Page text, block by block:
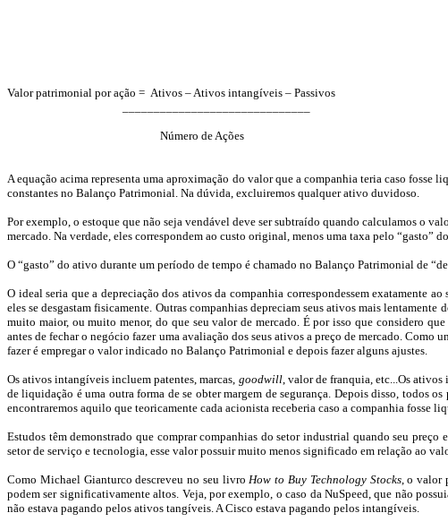
Valor patrimonial por ação = Ativos – Ativos intangíveis – Passivos
Número de Ações
A equação acima representa uma aproximação do valor que a companhia teria caso fosse
constantes no Balanço Patrimonial. Na dúvida, excluiremos qualquer ativo duvidoso.
Por exemplo, o estoque que não seja vendável deve ser subtraído quando calculamos o
mercado. Na verdade, eles correspondem ao custo original, menos uma taxa pelo “gasto”
O “gasto” do ativo durante um período de tempo é chamado no Balanço Patrimonial de
O ideal seria que a depreciação dos ativos da companhia correspondessem exatamente
eles se desgastam fisicamente. Outras companhias depreciam seus ativos mais
muito maior, ou muito menor, do que seu valor de mercado. É por isso que considero
antes de fechar o negócio fazer uma avaliação dos seus ativos a preço de mercado.
fazer é empregar o valor indicado no Balanço Patrimonial e depois fazer alguns ajustes.
Os ativos intangíveis incluem patentes, marcas, goodwill, valor de franquia, etc...Os
de liquidação é uma outra forma de se obter margem de segurança. Depois disso, todos
encontraremos aquilo que teoricamente cada acionista receberia caso a companhia fosse
Estudos têm demonstrado que comprar companhias do setor industrial quando seu
setor de serviço e tecnologia, esse valor possuir muito menos significado em relação ao
Como Michael Gianturco descreveu no seu livroHow toBuy Technology Stocks, o valor
podem ser significativamente altos. Veja, por exemplo, o caso da NuSpeed, que não
não estava pagando pelos ativos tangíveis. A Cisco estava pagando pelos intangíveis.